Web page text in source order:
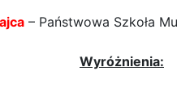
– Państwowa Szkoła
Wyróżnienia: